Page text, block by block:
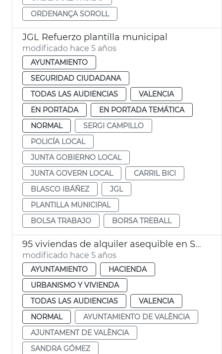
ORDENANÇA SOROLL
JGL Refuerzo plantilla municipal
modificado hace 5 años
AYUNTAMIENTO
SEGURIDAD CIUDADANA
TODAS LAS AUDIENCIAS
VALENCIA
EN PORTADA
EN PORTADA TEMÁTICA
NORMAL
SERGI CAMPILLO
POLICÍA LOCAL
JUNTA GOBIERNO LOCAL
JUNTA GOVERN LOCAL
CARRIL BICI
BLASCO IBÁÑEZ
JGL
PLANTILLA MUNICIPAL
BOLSA TRABAJO
BORSA TREBALL
95 viviendas de alquiler asequible en Sociópolis
modificado hace 5 años
AYUNTAMIENTO
HACIENDA
URBANISMO Y VIVIENDA
TODAS LAS AUDIENCIAS
VALENCIA
NORMAL
AYUNTAMIENTO DE VALÈNCIA
AJUNTAMENT DE VALÈNCIA
SANDRA GÓMEZ